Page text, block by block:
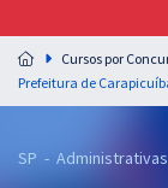
Residências
Preparação
residências em
Cursos por
SP -